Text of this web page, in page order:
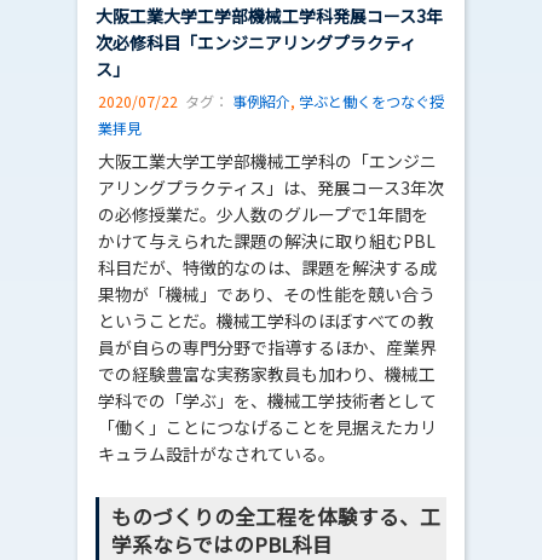
大阪工業大学工学部機械工学科発展コース3年
次必修科目「エンジニアリングプラクティ
ス」
2020/07/22 タグ： 事例紹介, 学ぶと働くをつなぐ授
業拝見
大阪工業大学工学部機械工学科の「エンジニ
アリングプラクティス」は、発展コース3年次
の必修授業だ。少人数のグループで1年間を
かけて与えられた課題の解決に取り組むPBL
科目だが、特徴的なのは、課題を解決する成
果物が「機械」であり、その性能を競い合う
ということだ。機械工学科のほぼすべての教
員が自らの専門分野で指導するほか、産業界
での経験豊富な実務家教員も加わり、機械工
学科での「学ぶ」を、機械工学技術者として
「働く」ことにつなげることを見据えたカリ
キュラム設計がなされている。
ものづくりの全工程を体験する、工
学系ならではのPBL科目